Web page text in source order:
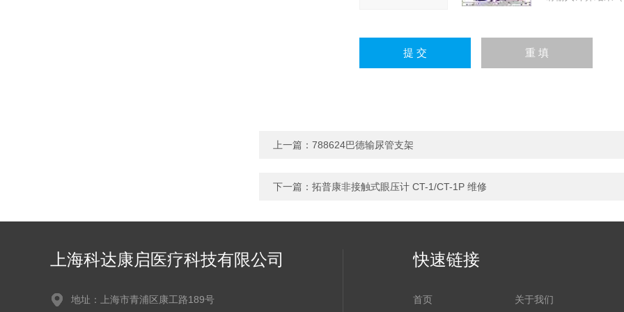
上一篇： 788624巴德输尿管支架
下一篇： 拓普康非接触式眼压计 CT-1/CT-1P 维修
上海科达康启医疗科技有限公司
地址：上海市青浦区康工路189号
快速链接
首页 关于我们